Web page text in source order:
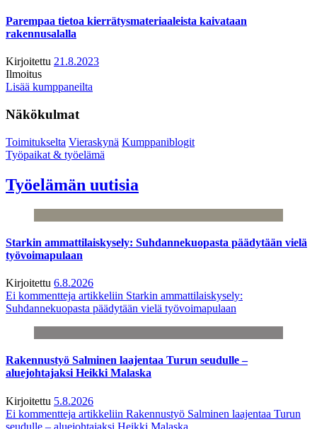
Parempaa tietoa kierrätysmateriaaleista kaivataan
rakennusalalla
Kirjoitettu 21.8.2023
Ilmoitus
Lisää kumppaneilta
Näkökulmat
Toimitukselta Vieraskynä Kumppaniblogit
Työpaikat & työelämä
Työelämän uutisia
Starkin ammattilaiskysely: Suhdannekuopasta päädytään vielä
työvoimapulaan
Kirjoitettu 6.8.2026
Ei kommentteja artikkeliin Starkin ammattilaiskysely:
Suhdannekuopasta päädytään vielä työvoimapulaan
Rakennustyö Salminen laajentaa Turun seudulle –
aluejohtajaksi Heikki Malaska
Kirjoitettu 5.8.2026
Ei kommentteja artikkeliin Rakennustyö Salminen laajentaa Turun
seudulle – aluejohtajaksi Heikki Malaska